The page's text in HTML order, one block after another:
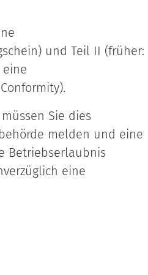
und Teil II (früher:
eine
.
Sie dies
melden und eine
Betriebserlaubnis
eine